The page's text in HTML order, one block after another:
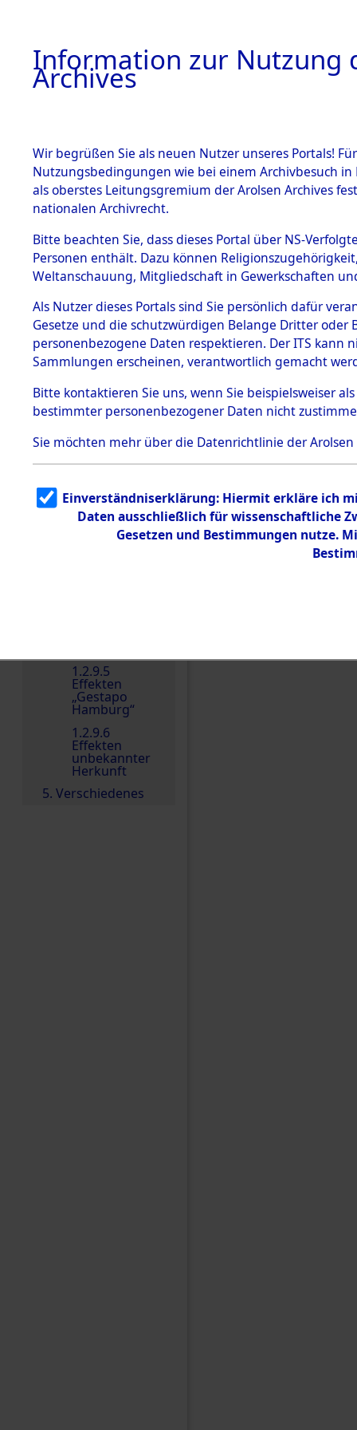
BESTÄNDE
1.
Inhaftierungsdoku
mente
1.2.9 Beim ITS
Effekten
1.2.9.1
Effekten aus
dem KZ
Dachau
1.2.9.2
Effekten aus
dem KZ
Bayerisches
1.2.9.3
Effekten aus
dem KZ
Neuengamm
1.2.9.5
Effekten
„Gestapo
Hamburg“
1.2.9.6
Effekten
unbekannter
Herkunft
5. Verschiedenes
0001
Einen Kommentar
Information zur Nutzung
Archives
Wir begrüßen Sie als neuen Nutzer unseres Portals!
Nutzungsbedingungen wie bei einem Archivbesuch
als oberstes Leitungsgremium der Arolsen Archives
nationalen Archivrecht.
Bitte beachten Sie, dass dieses Portal über NS-
Personen enthält. Dazu können
Weltanschauung, Mitgliedschaft in Gewerkschaften
Als Nutzer dieses Portals sind Sie persönlich dafür
Gesetze und die schutzwürdigen Belange Dritter
personenbezogene Daten respektieren. Der ITS
Sammlungen erscheinen, verantwortlich gemacht
Bitte kontaktieren Sie uns, wenn Sie beispielsweiser
bestimmter personenbezogener Daten nicht
Sie möchten mehr über die Datenrichtlinie der Arolsen
Einverständniserklärung: Hiermit erkläre ich
Daten ausschließlich für wissenschaftliche
Gesetzen und Bestimmungen nutze.